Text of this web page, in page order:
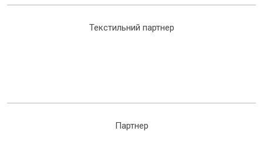
Текстильний партнер
Партнер